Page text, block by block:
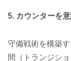
5. カウンターを
守備戦術を構築
間（トランジシ